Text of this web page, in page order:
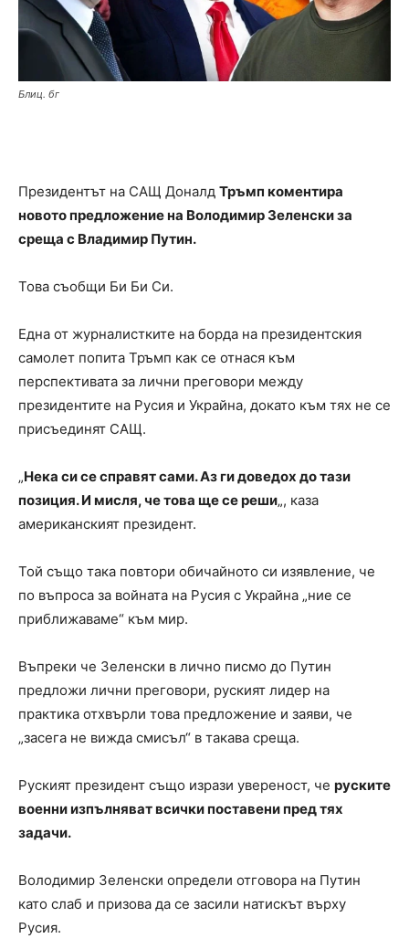
Блиц. бг
Президентът на САЩ Доналд Тръмп коментира
новото предложение на Володимир Зеленски за
среща с Владимир Путин.
Това съобщи Би Би Си.
Една от журналистките на борда на президентския
самолет попита Тръмп как се отнася към
перспективата за лични преговори между
президентите на Русия и Украйна, докато към тях не се
присъединят САЩ.
„Нека си се справят сами. Аз ги доведох до тази
позиция. И мисля, че това ще се реши„, каза
американският президент.
Той също така повтори обичайното си изявление, че
по въпроса за войната на Русия с Украйна „ние се
приближаваме“ към мир.
Въпреки че Зеленски в лично писмо до Путин
предложи лични преговори, руският лидер на
практика отхвърли това предложение и заяви, че
„засега не вижда смисъл“ в такава среща.
Руският президент също изрази увереност, че руските
военни изпълняват всички поставени пред тях
задачи.
Володимир Зеленски определи отговора на Путин
като слаб и призова да се засили натискът върху
Русия.